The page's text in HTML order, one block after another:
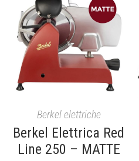
Berkel elettriche
Berkel Elettrica Red
Line 250 – MATTE